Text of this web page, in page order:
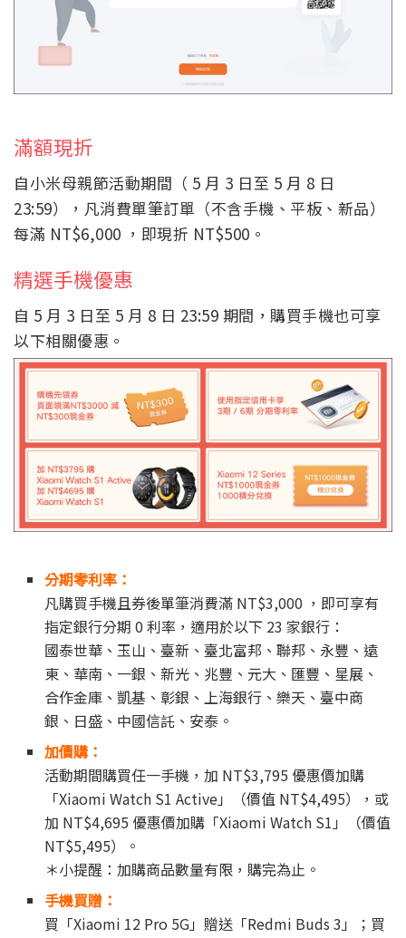
滿額現折
自小米母親節活動期間（ 5 月 3 日至 5 月 8 日
23:59），凡消費單筆訂單（不含手機、平板、新品）
每滿 NT$6,000 ，即現折 NT$500。
精選手機優惠
自 5 月 3 日至 5 月 8 日 23:59 期間，購買手機也可享
以下相關優惠。
分期零利率：
凡購買手機且券後單筆消費滿 NT$3,000 ，即可享有
指定銀行分期 0 利率，適用於以下 23 家銀行：
國泰世華、玉山、臺新、臺北富邦、聯邦、永豐、遠
東、華南、一銀、新光、兆豐、元大、匯豐、星展、
合作金庫、凱基、彰銀、上海銀行、樂天、臺中商
銀、日盛、中國信託、安泰。
加價購：
活動期間購買任一手機，加 NT$3,795 優惠價加購
「Xiaomi Watch S1 Active」（價值 NT$4,495），或
加 NT$4,695 優惠價加購「Xiaomi Watch S1」（價值
NT$5,495）。
＊小提醒：加購商品數量有限，購完為止。
手機買贈：
買「Xiaomi 12 Pro 5G」贈送「Redmi Buds 3」；買